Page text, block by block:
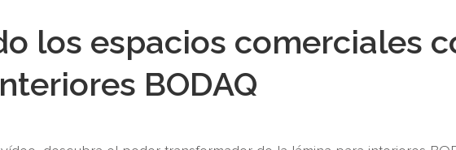
los espacios comerciales
BODAQ